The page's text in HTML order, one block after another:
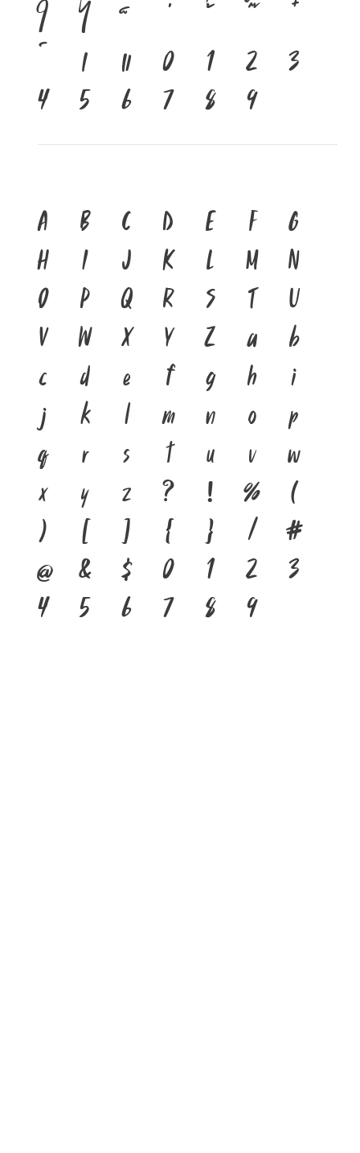
ใ
ไ
เ
แ ๐ ๑ ๒
๓
๔
๕ ๖ ๗ ๘ ๙
A B C D E F
G
H
I J K L M
N
O
P Q R S T
U
V
W X Y Z a
b
c
d e f g h
i
j
k l m n o
p
q
r s t u v
w
x
y z ? ! %
(
)
[ ] { } /
#
@
& $ 0 1 2
3
4
5 6 7 8 9